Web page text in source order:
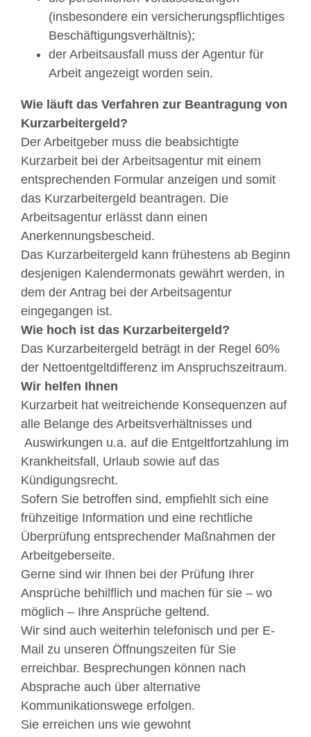
(insbesondere ein versicherungspflichtiges
Beschäftigungsverhältnis);
der Arbeitsausfall muss der Agentur für
Arbeit angezeigt worden sein.
Wie läuft das Verfahren zur Beantragung von
Kurzarbeitergeld?
Der Arbeitgeber muss die beabsichtigte
Kurzarbeit bei der Arbeitsagentur mit einem
entsprechenden Formular anzeigen und somit
das Kurzarbeitergeld beantragen. Die
Arbeitsagentur erlässt dann einen
Anerkennungsbescheid.
Das Kurzarbeitergeld kann frühestens ab Beginn
desjenigen Kalendermonats gewährt werden, in
dem der Antrag bei der Arbeitsagentur
eingegangen ist.
Wie hoch ist das Kurzarbeitergeld?
Das Kurzarbeitergeld beträgt in der Regel 60%
der Nettoentgeltdifferenz im Anspruchszeitraum.
Wir helfen Ihnen
Kurzarbeit hat weitreichende Konsequenzen auf
alle Belange des Arbeitsverhältnisses und
Auswirkungen u.a. auf die Entgeltfortzahlung im
Krankheitsfall, Urlaub sowie auf das
Kündigungsrecht.
Sofern Sie betroffen sind, empfiehlt sich eine
frühzeitige Information und eine rechtliche
Überprüfung entsprechender Maßnahmen der
Arbeitgeberseite.
Gerne sind wir Ihnen bei der Prüfung Ihrer
Ansprüche behilflich und machen für sie – wo
möglich – Ihre Ansprüche geltend.
Wir sind auch weiterhin telefonisch und per E-
Mail zu unseren Öffnungszeiten für Sie
erreichbar. Besprechungen können nach
Absprache auch über alternative
Kommunikationswege erfolgen.
Sie erreichen uns wie gewohnt